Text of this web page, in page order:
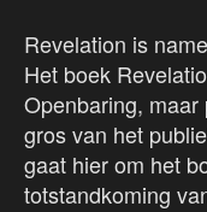
Revelation is
Het boek
Openbaring,
gros van het
gaat hier om het
totstandkoming